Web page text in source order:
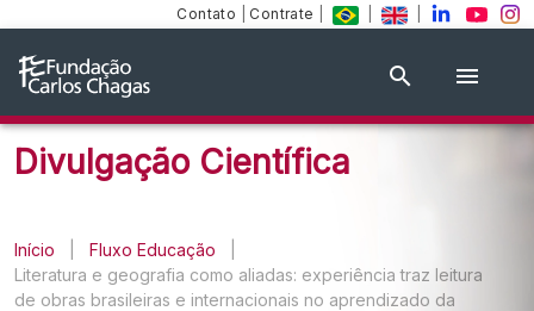
Contato Contrate
Divulgação Científica
Início Fluxo Educação
Literatura e geografia como aliadas: experiência traz leitura
de obras brasileiras e internacionais no aprendizado da